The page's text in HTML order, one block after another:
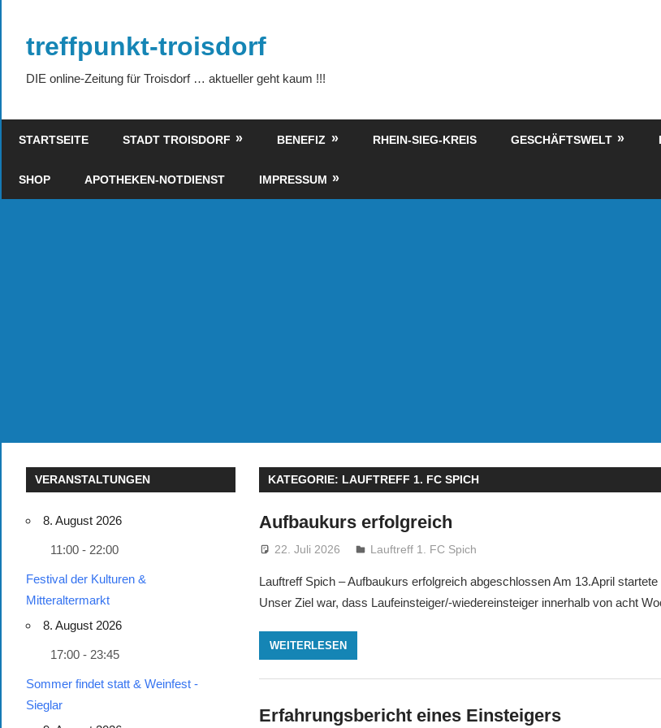
springentreffpunkt-troisdorf
DIE online-Zeitung für Troisdorf … aktueller geht kaum !!!
STARTSEITE STADT TROISDORF BENEFIZ RHEIN-SIEG-KREIS GESCHÄFTSWELT
SHOP APOTHEKEN-NOTDIENST IMPRESSUM
KATEGORIE: LAUFTREFF 1. FC SPICH
Aufbaukurs erfolgreich
22. Juli 2026 treffpunkt
Lauftreff 1. FC Spich
Lauftreff Spich – Aufbaukurs erfolgreich abgeschlossen Am 13.April
Unser Ziel war, dass Laufeinsteiger/-wiedereinsteiger innerhalb von acht
WEITERLESEN
Erfahrungsbericht eines Einsteigers
VERANSTALTUNGEN
8. August 2026
11:00 - 22:00
Festival der Kulturen &
Mitteraltermarkt
8. August 2026
17:00 - 23:45
Sommer findet statt & Weinfest -
Sieglar